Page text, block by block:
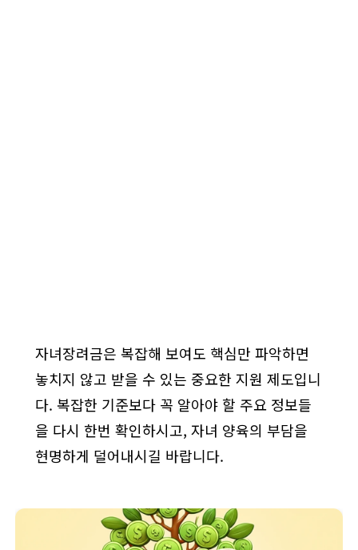
자녀장려금은 복잡해 보여도 핵심만 파악하면
놓치지 않고 받을 수 있는 중요한 지원 제도입니
다. 복잡한 기준보다 꼭 알아야 할 주요 정보들
을 다시 한번 확인하시고, 자녀 양육의 부담을
현명하게 덜어내시길 바랍니다.